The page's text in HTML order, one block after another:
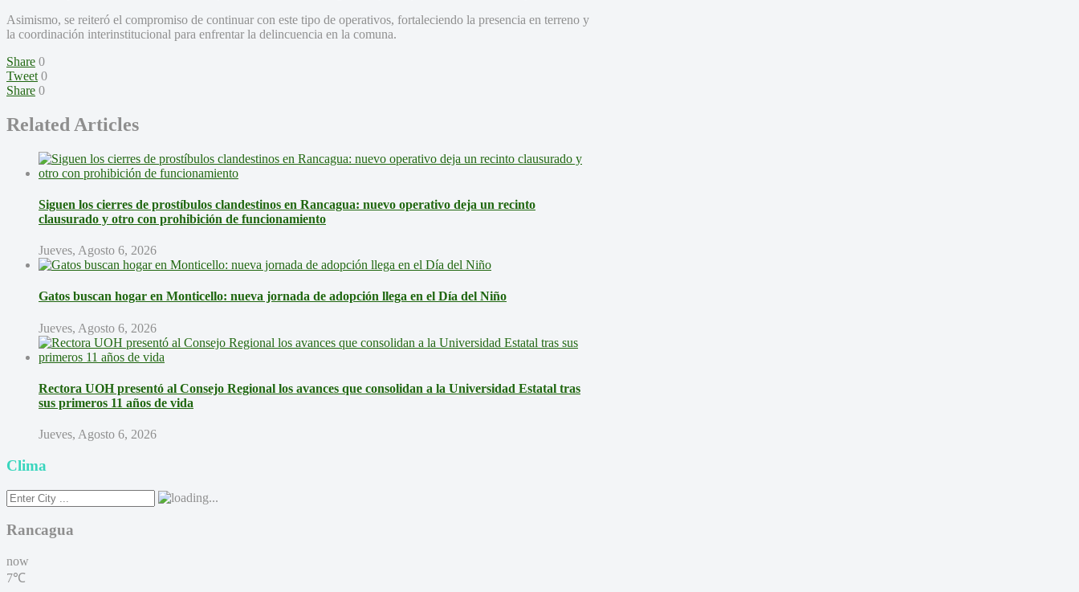
Asimismo, se reiteró el compromiso de continuar con este tipo de operativos, fortaleciendo la presencia en terreno y
la coordinación interinstitucional para enfrentar la delincuencia en la comuna.
Share 0
Tweet 0
Share 0
Related Articles
Siguen los cierres de prostíbulos clandestinos en Rancagua: nuevo operativo deja un recinto
clausurado y otro con prohibición de funcionamiento
Jueves, Agosto 6, 2026
Gatos buscan hogar en Monticello: nueva jornada de adopción llega en el Día del Niño
Jueves, Agosto 6, 2026
Rectora UOH presentó al Consejo Regional los avances que consolidan a la Universidad Estatal tras
sus primeros 11 años de vida
Jueves, Agosto 6, 2026
Clima
Rancagua
now
7℃